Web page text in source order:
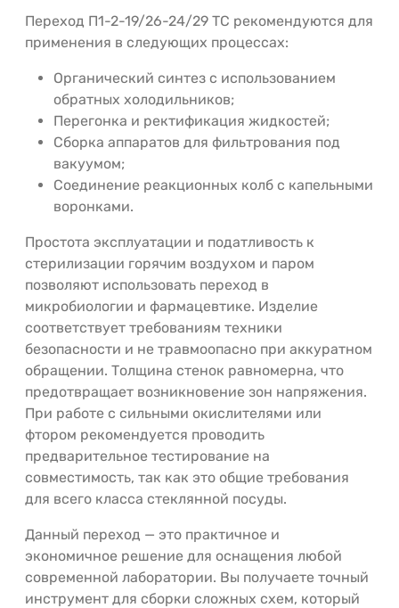
Переход П1-2-19/26-24/29 ТС рекомендуются для
применения в следующих процессах:
Органический синтез с использованием
обратных холодильников;
Перегонка и ректификация жидкостей;
Сборка аппаратов для фильтрования под
вакуумом;
Соединение реакционных колб с капельными
воронками.
Простота эксплуатации и податливость к
стерилизации горячим воздухом и паром
позволяют использовать переход в
микробиологии и фармацевтике. Изделие
соответствует требованиям техники
безопасности и не травмоопасно при аккуратном
обращении. Толщина стенок равномерна, что
предотвращает возникновение зон напряжения.
При работе с сильными окислителями или
фтором рекомендуется проводить
предварительное тестирование на
совместимость, так как это общие требования
для всего класса стеклянной посуды.
Данный переход — это практичное и
экономичное решение для оснащения любой
современной лаборатории. Вы получаете точный
инструмент для сборки сложных схем, который